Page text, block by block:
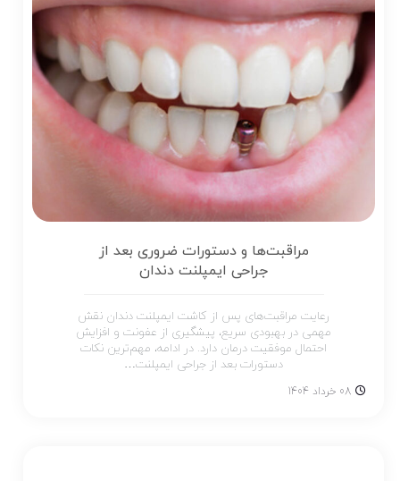
مراقبت‌ها و دستورات ضروری بعد از
جراحی ایمپلنت دندان
رعایت مراقبت‌های پس از کاشت ایمپلنت دندان نقش
مهمی در بهبودی سریع، پیشگیری از عفونت و افزایش
احتمال موفقیت درمان دارد. در ادامه، مهم‌ترین نکات
دستورات بعد از جراحی ایمپلنت…
08 خرداد 1404